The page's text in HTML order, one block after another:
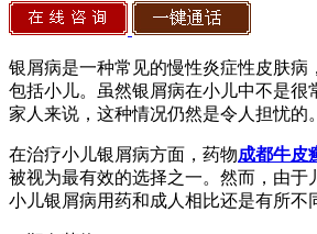
银屑病是一种常见的慢性炎症性皮肤病
包括小儿。虽然银屑病在小儿中不是很
家人来说，这种情况仍然是令人担忧的。
在治疗小儿银屑病方面，药物成都牛皮
被视为最有效的选择之一。然而，由于
小儿银屑病用药和成人相比还是有所不